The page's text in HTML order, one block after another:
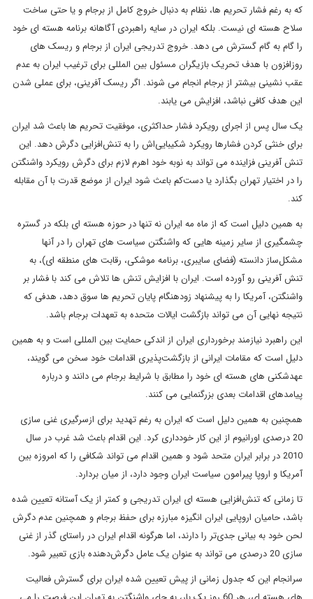
که به رغم فشار تحریم ها، نظام به دنبال خروج کامل از برجام و یا حتی ساخت
سلاح هسته ای نیست. بلکه ایران در سایه راهبردی آگاهانه برنامه هسته ای خود
را گام به گام گسترش می دهد. خروج تدریجی ایران از برجام و ریسک های
روزافزون با هدف تحریک بازیگران مسئول بین المللی برای ترغیب ایران به عدم
عقب نشینی بیشتر از برجام انجام می شوند. اگر ریسک آفرینی، برای عملی شدن
این هدف کافی نباشد، افزایش می یابند.
یک سال پس از اجرای رویکرد فشار حداکثری، موفقیت تحریم ها باعث شد ایران
برای خنثی کردن فشارها رویکرد شکیبایی‌اش را به تنش‌افزایی دگرش دهد. این
تنش‌ آفرینی فزاینده می تواند به نوبه خود اهرم لازم برای دگرش رویکرد واشنگتن
را در اختیار تهران بگذارد یا دست‌کم باعث شود ایران از موضع قدرت با آن مقابله
کند.
به همین دلیل است که از ماه مه ایران نه تنها در حوزه هسته ای بلکه در گستره‌
چشمگیری از سایر زمینه هایی که واشنگتن سیاست های تهران را در آنها
مشکل‌ساز دانسته (فضای سایبری، برنامه موشکی، رقابت های منطقه ای)، به
تنش آفرینی رو آورده است. ایران با افزایش تنش ها تلاش می کند با فشار بر
واشنگتن، آمریکا را به پیشنهاد زودهنگام پایان تحریم ها سوق دهد، هدفی که
نتیجه نهایی آن می تواند بازگشت ایالات متحده به تعهدات برجام باشد.
این راهبرد نیازمند برخورداری ایران از اندکی حمایت بین المللی است و به همین
دلیل است که مقامات ایرانی از بازگشت‌پذیری اقدامات خود سخن می گویند،
عهدشکنی های هسته ای خود را مطابق با شرایط برجام می دانند و درباره
پیامدهای اقدامات بعدی بزرگنمایی می کنند.
همچنین به همین دلیل است که ایران به رغم تهدید برای ازسرگیری غنی سازی
20 درصدی اورانیوم از این کار خودداری کرد. این اقدام باعث شد غرب در سال
2010 در برابر ایران متحد شود و همین اقدام می تواند شکافی را که امروزه بین
آمریکا و اروپا پیرامون سیاست ایران وجود دارد، از میان بردارد.
تا زمانی که تنش‌افزایی هسته ای ایران تدریجی و کمتر از یک آستانه تعیین شده
باشد، حامیان اروپایی ایران انگیزه مبارزه برای حفظ برجام و همچنین عدم‌ دگرش
لحن خود به بیانی جدی‌تر را دارند، اما هرگونه اقدام ایران در راستای گذر از غنی
سازی 20 درصدی می تواند به عنوان یک عامل دگرش‌دهنده بازی تعبیر شود.
سرانجام این که جدول زمانی از پیش تعیین شده ایران برای گسترش فعالیت